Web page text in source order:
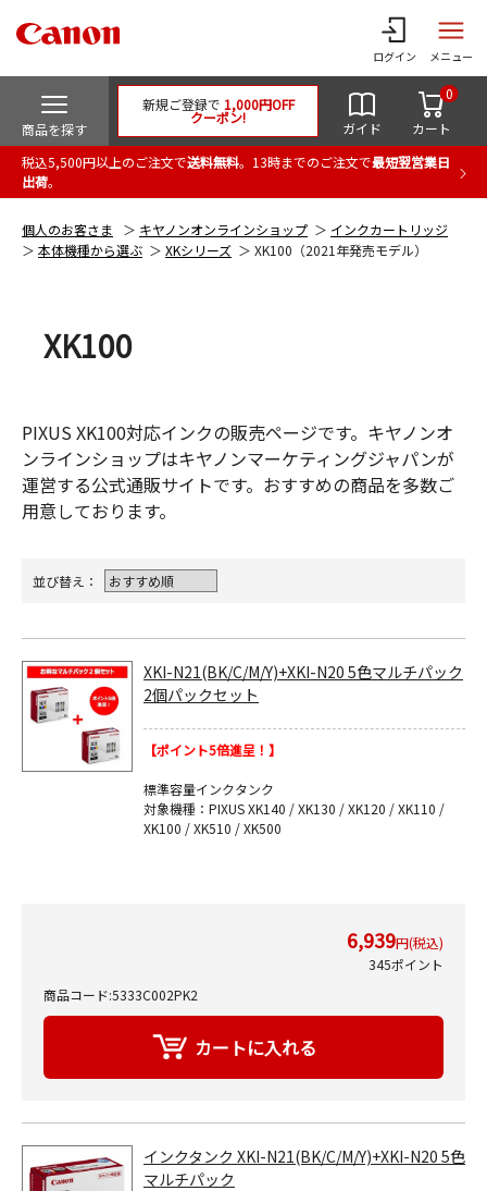
ログイン メニュー
商品を探す
新規ご登録で 1,000円OFF
クーポン!
ガイド カート
0
税込5,500円以上のご注文で送料無料。13時までのご注文で最短翌営業日
出荷。
個人のお客さま キヤノンオンラインショップ
インクカートリッジ
本体機種から選ぶ
XKシリーズ XK100（2021年発売モデル）
XK100
PIXUS XK100対応インクの販売ページです。キヤノンオ
ンラインショップはキヤノンマーケティングジャパンが
運営する公式通販サイトです。おすすめの商品を多数ご
用意しております。
並び替え：
XKI-N21(BK/C/M/Y)+XKI-N20 5色マルチパック
2個パックセット
【ポイント5倍進呈！】
標準容量インクタンク
対象機種：PIXUS XK140 / XK130 / XK120 / XK110 /
XK100 / XK510 / XK500
6,939円(税込)
345ポイント
商品コード:5333C002PK2
インクタンク XKI-N21(BK/C/M/Y)+XKI-N20 5色
マルチパック